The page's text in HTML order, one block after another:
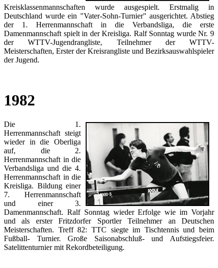
Kreisklassenmannschaften wurde ausgespielt. Erstmalig in
Deutschland wurde ein "Vater-Sohn-Turnier" ausgerichtet. Abstieg
der 1. Herrenmannschaft in die Verbandsliga, die erste
Damenmannschaft spielt in der Kreisliga. Ralf Sonntag wurde Nr. 9
der WTTV-Jugendrangliste, Teilnehmer der WTTV-
Meisterschaften, Erster der Kreisrangliste und Bezirksauswahlspieler
der Jugend.
1982
Die 1.
Herrenmannschaft steigt
wieder in die Oberliga
auf, die 2.
Herrenmannschaft in die
Verbandsliga und die 4.
Herrenmannschaft in die
Kreisliga. Bildung einer
7. Herrenmannschaft
und einer 3.
Damenmannschaft. Ralf Sonntag wieder Erfolge wie im Vorjahr
und als erster Fritzdorfer Sportler Teilnehmer an Deutschen
Meisterschaften. Treff 82: TTC siegte im Tischtennis und beim
Fußball- Turnier. Große Saisonabschluß- und Aufstiegsfeier.
Satelittenturnier mit Rekordbeteiligung.